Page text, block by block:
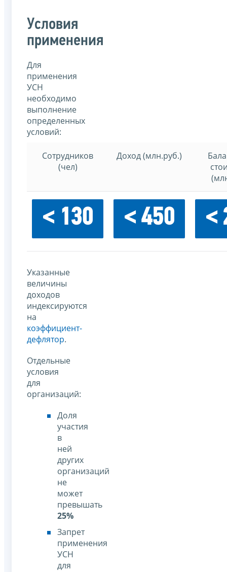
Условия
применения
Для
применения
УСН
необходимо
выполнение
определенных
условий:
Сотрудников
(чел)
Доход (млн.руб.)
< 130 < 450 <
Указанные
величины
доходов
индексируются
на
коэффициент-
дефлятор.
Отдельные
условия
для
организаций:
Доля
участия
в
ней
других
организаций
не
может
превышать
25%
Запрет
применения
УСН
для